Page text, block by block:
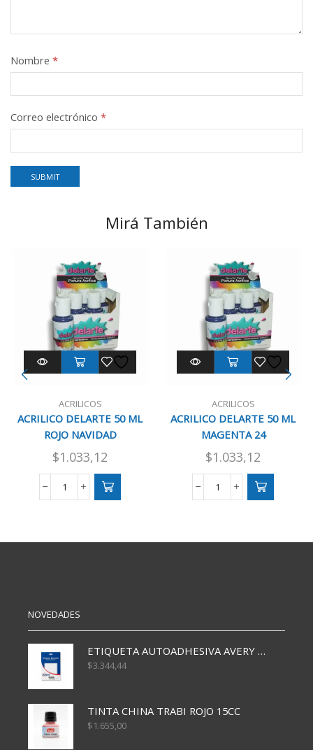
Nombre *
Correo electrónico *
Mirá También
ACRILICOS
ACRILICO DELARTE 50 ML
ROJO NAVIDAD
$1.033,12
ACRILICO
ROJO
ACRILICOS
ACRILICO DELARTE 50 ML
MAGENTA 24
$1.033,12
ACRILICO
MAGENTA
NOVEDADES
ETIQUETA AUTOADHESIVA AVERY 3026 30H 20 X 70
$3.344,44
TINTA CHINA TRABI ROJO 15CC
$1.655,00